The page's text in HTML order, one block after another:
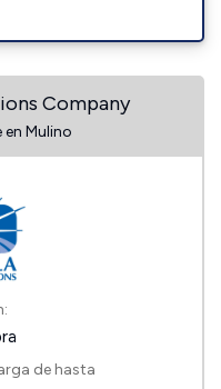
Company
Mulino
de hasta